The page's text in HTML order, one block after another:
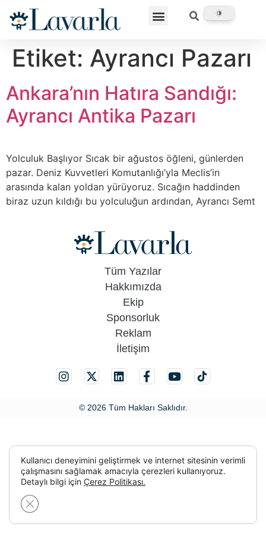
Etiket: Ayrancı Pazarı
Ankara’nın Hatıra Sandığı:
Ayrancı Antika Pazarı
Yolculuk Başlıyor Sıcak bir ağustos öğleni, günlerden
pazar. Deniz Kuvvetleri Komutanlığı’yla Meclis’in
arasında kalan yoldan yürüyoruz. Sıcağın haddinden
biraz uzun kıldığı bu yolculuğun ardından, Ayrancı Semt
Tüm Yazılar
Hakkımızda
Ekip
Sponsorluk
Reklam
İletişim
© 2026 Tüm Hakları Saklıdır.
Kullanıcı deneyimini geliştirmek ve internet sitesinin verimli
çalışmasını sağlamak amacıyla çerezleri kullanıyoruz.
Detaylı bilgi için Çerez Politikası.
GDPR çerez şeridini kapat